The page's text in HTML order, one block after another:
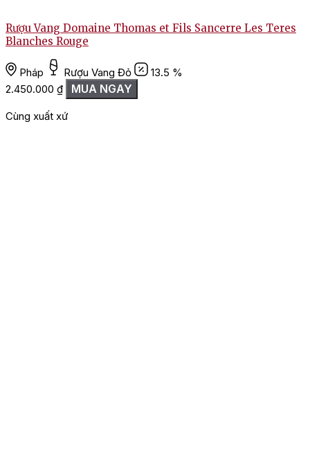
Rượu Vang Domaine Thomas et Fils Sancerre Les Teres
Blanches Rouge
Pháp Rượu Vang Đỏ
13.5 %
2.450.000 ₫ MUA NGAY
Cùng xuất xứ